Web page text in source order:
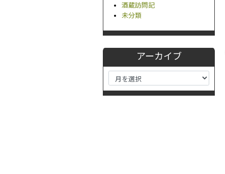
酒蔵訪問記
未分類
アーカイブ